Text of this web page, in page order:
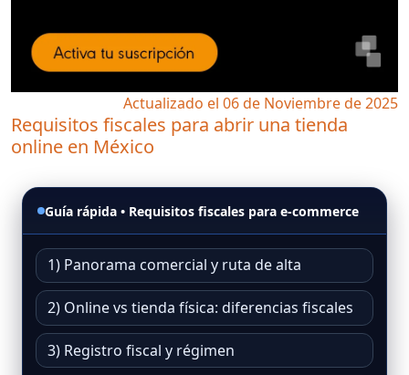
Actualizado el 06 de Noviembre de 2025
Requisitos fiscales para abrir una tienda
online en México
Guía rápida • Requisitos fiscales para e-commerce
1) Panorama comercial y ruta de alta
2) Online vs tienda física: diferencias fiscales
3) Registro fiscal y régimen